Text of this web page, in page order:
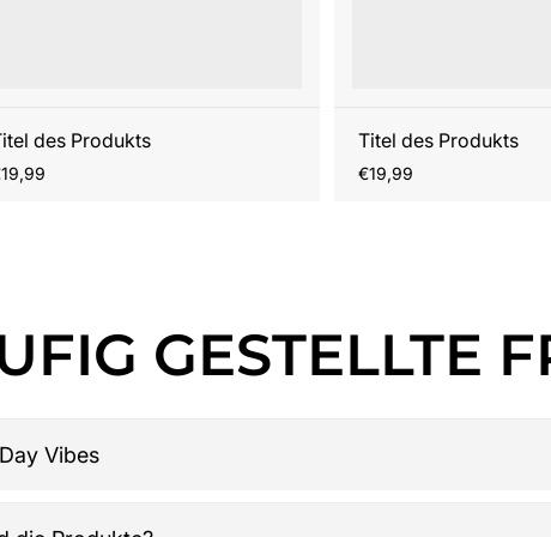
des Produkts Titel des Produkts
Regulärer
€19,99
GESTELLTE
Vibes